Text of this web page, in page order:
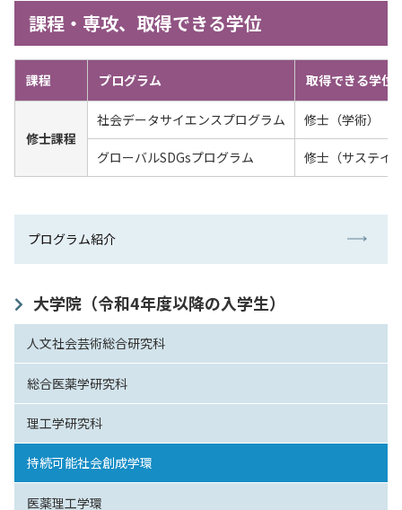
大学院（令和4年度以降の入学生）
人文社会芸術総合研究科
総合医薬学研究科
理工学研究科
持続可能社会創成学環
医薬理工学環
課程・専攻、取得できる学位
課程 プログラム 取得できる学位
修士課程
社会データサイエンスプログラム 修士（学術）
グローバルSDGsプログラム 修士（サステイ
プログラム紹介